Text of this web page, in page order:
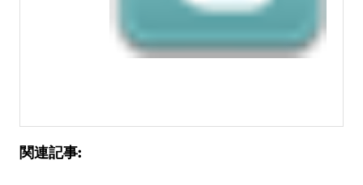
関連記事: